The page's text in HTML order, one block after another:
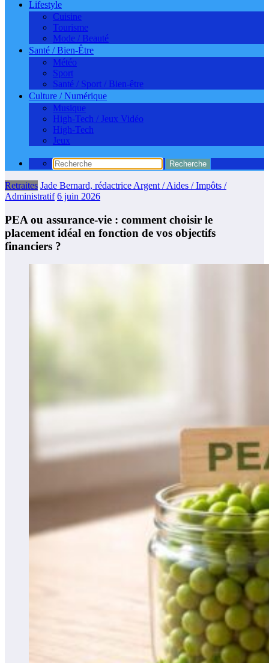
Lifestyle
Cuisine
Tourisme
Mode / Beauté
Santé / Bien-Être
Météo
Sport
Santé / Sport / Bien-être
Culture / Numérique
Musique
High-Tech / Jeux Vidéo
High-Tech
Jeux
Retraites Jade Bernard, rédactrice Argent / Aides / Impôts /
Administratif 6 juin 2026
PEA ou assurance-vie : comment choisir le
placement idéal en fonction de vos objectifs
financiers ?